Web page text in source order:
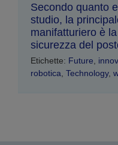
Secondo quanto
studio, la
manifatturiero è
sicurezza del
Etichette: Future
robotica Technology,